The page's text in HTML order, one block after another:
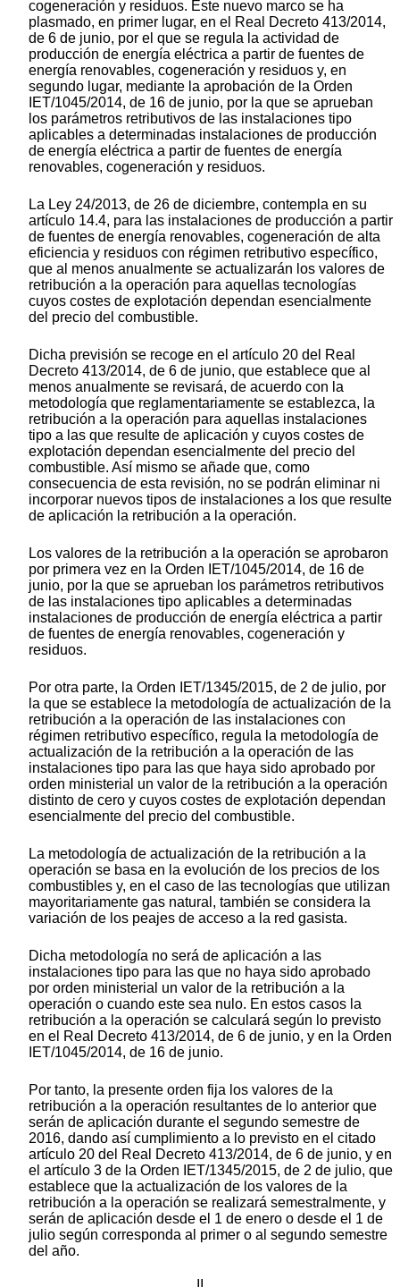
cogeneración y residuos. Este nuevo marco se ha
plasmado, en primer lugar, en el Real Decreto 413/2014,
de 6 de junio, por el que se regula la actividad de
producción de energía eléctrica a partir de fuentes de
energía renovables, cogeneración y residuos y, en
segundo lugar, mediante la aprobación de la Orden
IET/1045/2014, de 16 de junio, por la que se aprueban
los parámetros retributivos de las instalaciones tipo
aplicables a determinadas instalaciones de producción
de energía eléctrica a partir de fuentes de energía
renovables, cogeneración y residuos.
La Ley 24/2013, de 26 de diciembre, contempla en su
artículo 14.4, para las instalaciones de producción a partir
de fuentes de energía renovables, cogeneración de alta
eficiencia y residuos con régimen retributivo específico,
que al menos anualmente se actualizarán los valores de
retribución a la operación para aquellas tecnologías
cuyos costes de explotación dependan esencialmente
del precio del combustible.
Dicha previsión se recoge en el artículo 20 del Real
Decreto 413/2014, de 6 de junio, que establece que al
menos anualmente se revisará, de acuerdo con la
metodología que reglamentariamente se establezca, la
retribución a la operación para aquellas instalaciones
tipo a las que resulte de aplicación y cuyos costes de
explotación dependan esencialmente del precio del
combustible. Así mismo se añade que, como
consecuencia de esta revisión, no se podrán eliminar ni
incorporar nuevos tipos de instalaciones a los que resulte
de aplicación la retribución a la operación.
Los valores de la retribución a la operación se aprobaron
por primera vez en la Orden IET/1045/2014, de 16 de
junio, por la que se aprueban los parámetros retributivos
de las instalaciones tipo aplicables a determinadas
instalaciones de producción de energía eléctrica a partir
de fuentes de energía renovables, cogeneración y
residuos.
Por otra parte, la Orden IET/1345/2015, de 2 de julio, por
la que se establece la metodología de actualización de la
retribución a la operación de las instalaciones con
régimen retributivo específico, regula la metodología de
actualización de la retribución a la operación de las
instalaciones tipo para las que haya sido aprobado por
orden ministerial un valor de la retribución a la operación
distinto de cero y cuyos costes de explotación dependan
esencialmente del precio del combustible.
La metodología de actualización de la retribución a la
operación se basa en la evolución de los precios de los
combustibles y, en el caso de las tecnologías que utilizan
mayoritariamente gas natural, también se considera la
variación de los peajes de acceso a la red gasista.
Dicha metodología no será de aplicación a las
instalaciones tipo para las que no haya sido aprobado
por orden ministerial un valor de la retribución a la
operación o cuando este sea nulo. En estos casos la
retribución a la operación se calculará según lo previsto
en el Real Decreto 413/2014, de 6 de junio, y en la Orden
IET/1045/2014, de 16 de junio.
Por tanto, la presente orden fija los valores de la
retribución a la operación resultantes de lo anterior que
serán de aplicación durante el segundo semestre de
2016, dando así cumplimiento a lo previsto en el citado
artículo 20 del Real Decreto 413/2014, de 6 de junio, y en
el artículo 3 de la Orden IET/1345/2015, de 2 de julio, que
establece que la actualización de los valores de la
retribución a la operación se realizará semestralmente, y
serán de aplicación desde el 1 de enero o desde el 1 de
julio según corresponda al primer o al segundo semestre
del año.